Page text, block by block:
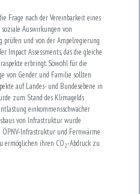
Frage nach der Vereinbarkeit eines
Auswirkungen von
und von der Ampelregierung
Impact Assessments, das die gleiche
erbringt. Sowohl für die
von Gender und Familie sollten
auf Landes- und Bundesebene in
zum Stand des Klimagelds
einkommensschwacher
von Infrastruktur wurde
ÖPNV-Infrastruktur und Fernwärme
ermöglichen ihren CO2-Abdruck zu